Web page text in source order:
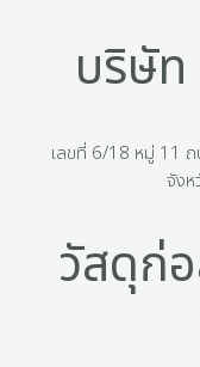
บริษั
เลขที่ 6/18 หมู่ 11 ถ
จัง
วัสดุก่